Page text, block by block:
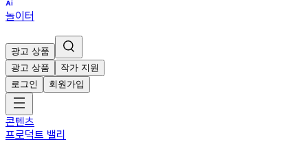
놀이터
광고 상품
광고 상품
작가 지원
로그인
회원가입
콘텐츠
프로덕트 밸리